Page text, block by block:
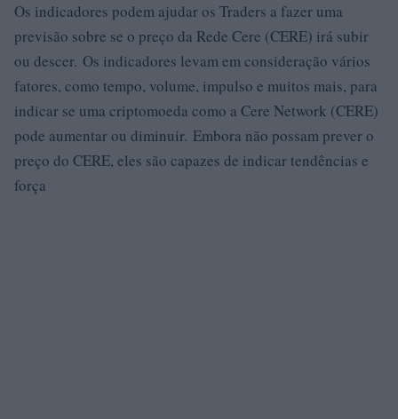
Os indicadores podem ajudar os Traders a fazer uma
previsão sobre se o preço da Rede Cere (CERE) irá subir
ou descer. Os indicadores levam em consideração vários
fatores, como tempo, volume, impulso e muitos mais, para
indicar se uma criptomoeda como a Cere Network (CERE)
pode aumentar ou diminuir. Embora não possam prever o
preço do CERE, eles são capazes de indicar tendências e
força